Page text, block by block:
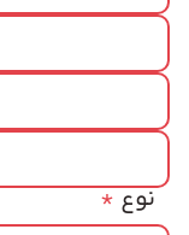
*نوع